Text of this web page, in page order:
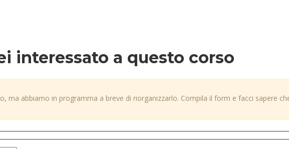
interessato a questo corso
ma abbiamo in programma a breve di riorganizzarlo. Compila il form e facci sapere